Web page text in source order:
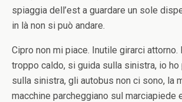
spiaggia dell’est a guardare un sole
in là non si può andare.
Cipro non mi piace. Inutile girarci attorno.
troppo caldo, si guida sulla sinistra, io ho
sulla sinistra, gli autobus non ci sono, la
macchine parcheggiano sul marciapiede